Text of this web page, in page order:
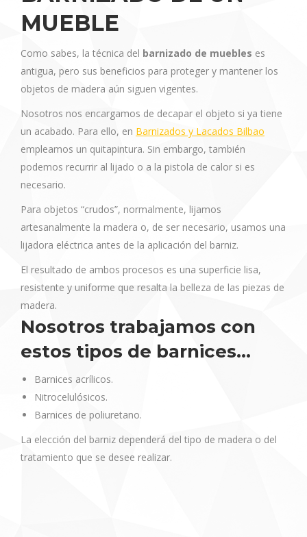
MUEBLE
Como sabes, la técnica del barnizado de muebles es
antigua, pero sus beneficios para proteger y mantener los
objetos de madera aún siguen vigentes.
Nosotros nos encargamos de decapar el objeto si ya tiene
un acabado. Para ello, en Barnizados y Lacados Bilbao
empleamos un quitapintura. Sin embargo, también
podemos recurrir al lijado o a la pistola de calor si es
necesario.
Para objetos “crudos”, normalmente, lijamos
artesanalmente la madera o, de ser necesario, usamos una
lijadora eléctrica antes de la aplicación del barniz.
El resultado de ambos procesos es una superficie lisa,
resistente y uniforme que resalta la belleza de las piezas de
madera.
Nosotros trabajamos con
estos tipos de barnices…
Barnices acrílicos.
Nitrocelulósicos.
Barnices de poliuretano.
La elección del barniz dependerá del tipo de madera o del
tratamiento que se desee realizar.